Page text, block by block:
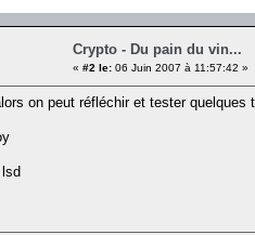
Crypto - Du pain du vin...
« #2 le: 06 Juin 2007 à 11:57:42 »
on peut réfléchir et tester